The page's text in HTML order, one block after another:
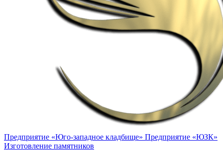
Предприятие «Юго-западное кладбище» Предприятие «ЮЗК»
Изготовление памятников